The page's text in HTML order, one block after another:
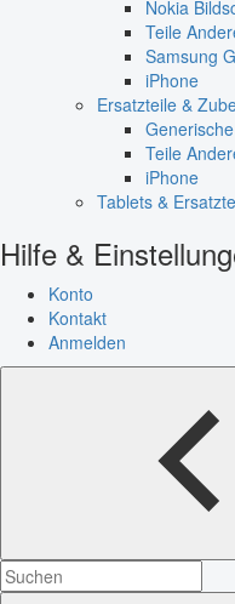
Nokia
Teile
Samsung
iPhone
Ersatzteile &
Teile
iPhone
Tablets &
Hilfe &
Konto
Kontakt
Anmelden